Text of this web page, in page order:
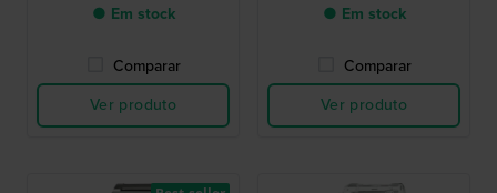
● Em stock
Comparar
Ver produto
● Em stock
Comparar
Ver produto